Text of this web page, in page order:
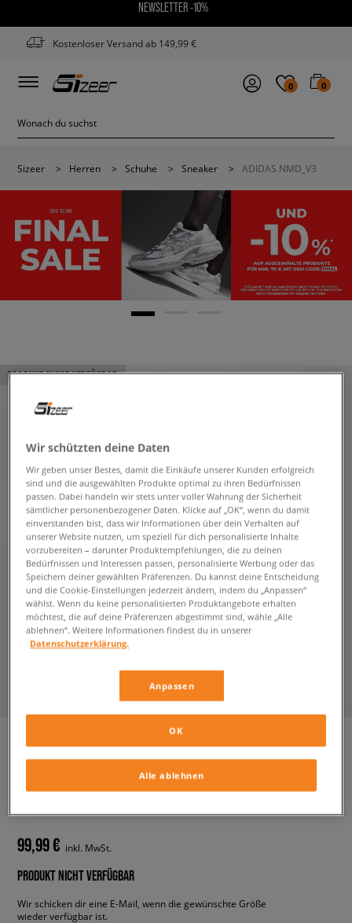
NEWSLETTER -10%
Kostenloser Versand ab 149,99 €
0 0
Sizeer > Herren > Schuhe > Sneaker > ADIDAS NMD_V3
PRODUKT NICHT VERFÜGBAR
herren, sneaker
99,99 € inkl. MwSt.
PRODUKT NICHT VERFÜGBAR
Wir schicken dir eine E-Mail, wenn die gewünschte Größe
wieder verfügbar ist.
Wir schützten deine Daten
Wir geben unser Bestes, damit die Einkäufe unserer Kunden erfolgreich
sind und die ausgewählten Produkte optimal zu ihren Bedürfnissen
passen. Dabei handeln wir stets unter voller Wahrung der Sicherheit
sämtlicher personenbezogener Daten. Klicke auf „OK“, wenn du damit
einverstanden bist, dass wir Informationen über dein Verhalten auf
unserer Website nutzen, um speziell für dich personalisierte Inhalte
vorzubereiten – darunter Produktempfehlungen, die zu deinen
Bedürfnissen und Interessen passen, personalisierte Werbung oder das
Speichern deiner gewählten Präferenzen. Du kannst deine Entscheidung
und die Cookie-Einstellungen jederzeit ändern, indem du „Anpassen“
wählst. Wenn du keine personalisierten Produktangebote erhalten
möchtest, die auf deine Präferenzen abgestimmt sind, wähle „Alle
ablehnen“. Weitere Informationen findest du in unserer
Datenschutzerklärung.
Anpassen
Alle ablehnen
OK